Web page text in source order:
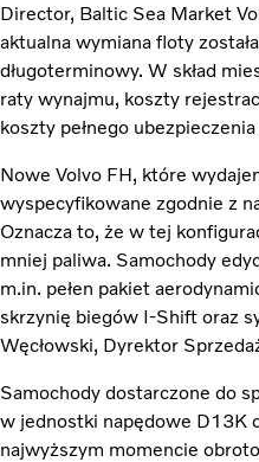
Director, Baltic Sea Market
aktualna wymiana floty
długoterminowy. W skład
raty wynajmu, koszty
koszty pełnego
Nowe Volvo FH, które
wyspecyfikowane zgodnie z
Oznacza to, że w tej
mniej paliwa. Samochody
m.in. pełen pakiet
skrzynię biegów I-Shift oraz
Węcłowski, Dyrektor
Samochody dostarczone do
w jednostki napędowe D13K
najwyższym momencie